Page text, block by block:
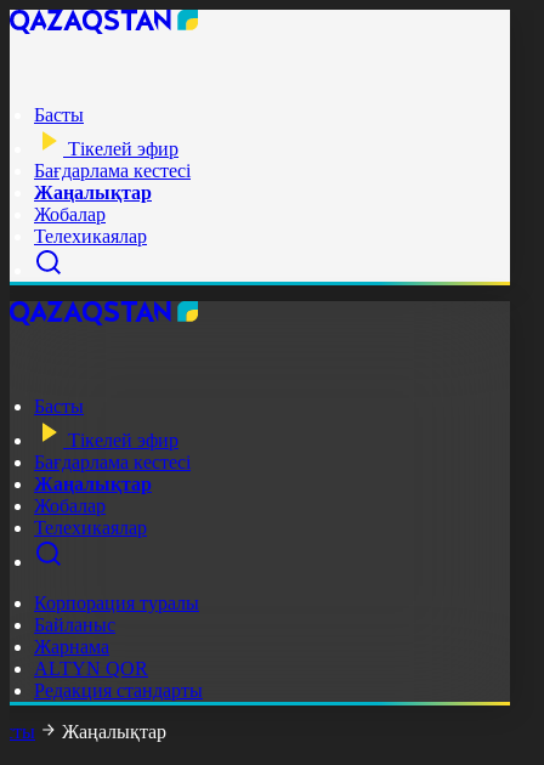
Басты
Тікелей эфир
Бағдарлама кестесі
Жаңалықтар
Жобалар
Телехикаялар
Басты
Тікелей эфир
Бағдарлама кестесі
Жаңалықтар
Жобалар
Телехикаялар
Корпорация туралы
Байланыс
Жарнама
ALTYN QOR
Редакция стандарты
Жаңалықтар